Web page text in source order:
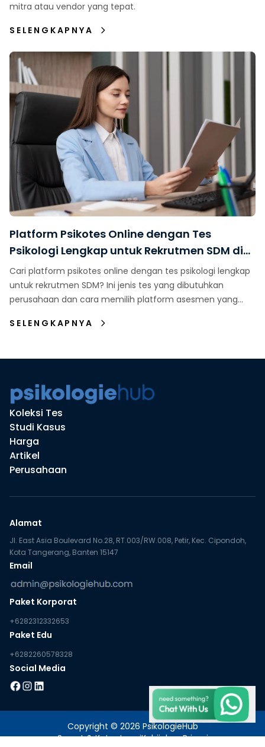
mitra atau vendor yang tepat.
SELENGKAPNYA
Platform Psikotes Online dengan Tes
Psikologi Lengkap untuk Rekrutmen SDM di
Indonesia
Cari platform psikotes online dengan tes psikologi lengkap
untuk rekrutmen SDM? Ini jenis tes yang dibutuhkan
perusahaan dan cara memilih platform asesmen yang
SELENGKAPNYA
Koleksi Tes
Studi Kasus
Harga
Artikel
Perusahaan
Alamat
Jl. East Asia Boulevard No.28, RT.003/RW.008, Petir, Kec. Cipondoh,
Kota Tangerang, Banten 15147
Email
Paket Korporat
+6282312332653
Paket Edu
+6282260578328
Social Media
Copyright © 2026 PsikologieHub
Syarat & Ketentuan|Kebijakan Privasi